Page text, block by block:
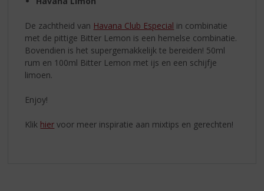
De zachtheid van Havana Club Especial in combinatie
met de pittige Bitter Lemon is een hemelse combinatie.
Bovendien is het supergemakkelijk te bereiden! 50ml
rum en 100ml Bitter Lemon met ijs en een schijfje
limoen.
Enjoy!
Klik hier voor meer inspiratie aan mixtips en gerechten!